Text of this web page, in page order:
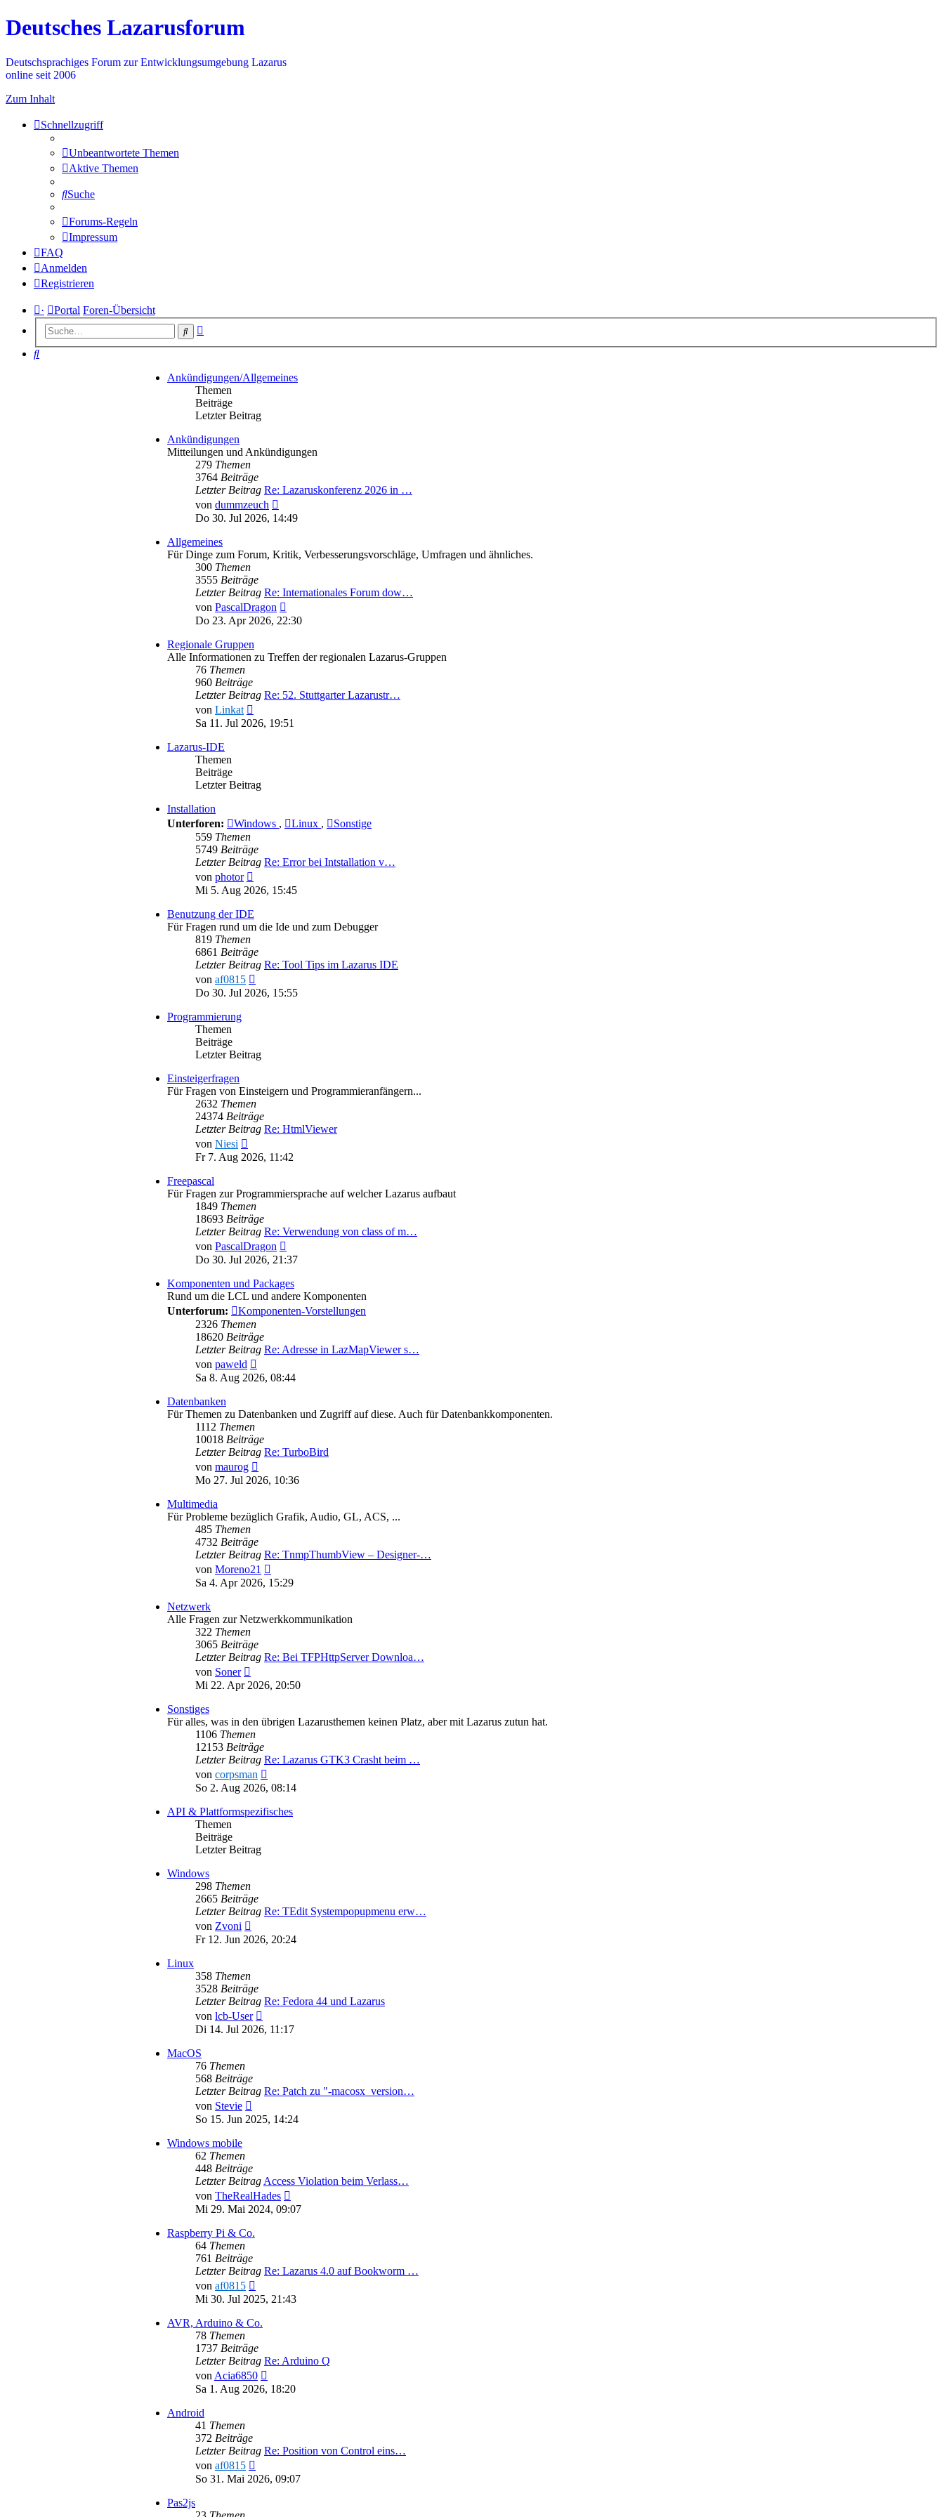
Deutsches Lazarusforum
Deutschsprachiges Forum zur Entwicklungsumgebung Lazarus
online seit 2006
Zum Inhalt
Schnellzugriff
Unbeantwortete Themen
Aktive Themen
Suche
Forums-Regeln
Impressum
FAQ
Anmelden
Registrieren
· Portal Foren-Übersicht
Suche
Suche
Ankündigungen/Allgemeines
Themen
Beiträge
Letzter Beitrag
Ankündigungen
Mitteilungen und Ankündigungen
279 Themen
3764 Beiträge
Letzter Beitrag Re: Lazaruskonferenz 2026 in …
von dummzeuch
Beitrag
Do 30. Jul 2026, 14:49
Allgemeines
Für Dinge zum Forum, Kritik, Verbesserungsvorschläge, Umfragen und ähnliches.
300 Themen
3555 Beiträge
Letzter Beitrag Re: Internationales Forum dow…
von PascalDragon
Beitrag
Do 23. Apr 2026, 22:30
Regionale Gruppen
Alle Informationen zu Treffen der regionalen Lazarus-Gruppen
76 Themen
960 Beiträge
Letzter Beitrag Re: 52. Stuttgarter Lazarustr…
von Linkat
Beitrag
Sa 11. Jul 2026, 19:51
Lazarus-IDE
Themen
Beiträge
Letzter Beitrag
Installation
Unterforen:
Windows , Linux ,
Sonstige
559 Themen
5749 Beiträge
Letzter Beitrag Re: Error bei Intstallation v…
von photor
Beitrag
Mi 5. Aug 2026, 15:45
Benutzung der IDE
Für Fragen rund um die Ide und zum Debugger
819 Themen
6861 Beiträge
Letzter Beitrag Re: Tool Tips im Lazarus IDE
von af0815
Beitrag
Do 30. Jul 2026, 15:55
Programmierung
Themen
Beiträge
Letzter Beitrag
Einsteigerfragen
Für Fragen von Einsteigern und Programmieranfängern...
2632 Themen
24374 Beiträge
Letzter Beitrag Re: HtmlViewer
von Niesi
Beitrag
Fr 7. Aug 2026, 11:42
Freepascal
Für Fragen zur Programmiersprache auf welcher Lazarus aufbaut
1849 Themen
18693 Beiträge
Letzter Beitrag Re: Verwendung von class of m…
von PascalDragon
Beitrag
Do 30. Jul 2026, 21:37
Komponenten und Packages
Rund um die LCL und andere Komponenten
Unterforum:
Komponenten-Vorstellungen
2326 Themen
18620 Beiträge
Letzter Beitrag Re: Adresse in LazMapViewer s…
von paweld
Beitrag
Sa 8. Aug 2026, 08:44
Datenbanken
Für Themen zu Datenbanken und Zugriff auf diese. Auch für Datenbankkomponenten.
1112 Themen
10018 Beiträge
Letzter Beitrag Re: TurboBird
von maurog
Beitrag
Mo 27. Jul 2026, 10:36
Multimedia
Für Probleme bezüglich Grafik, Audio, GL, ACS, ...
485 Themen
4732 Beiträge
Letzter Beitrag Re: TnmpThumbView – Designer-…
von Moreno21
Beitrag
Sa 4. Apr 2026, 15:29
Netzwerk
Alle Fragen zur Netzwerkkommunikation
322 Themen
3065 Beiträge
Letzter Beitrag Re: Bei TFPHttpServer Downloa…
von Soner
Beitrag
Mi 22. Apr 2026, 20:50
Sonstiges
Für alles, was in den übrigen Lazarusthemen keinen Platz, aber mit Lazarus zutun hat.
1106 Themen
12153 Beiträge
Letzter Beitrag Re: Lazarus GTK3 Crasht beim …
von corpsman
Beitrag
So 2. Aug 2026, 08:14
API & Plattformspezifisches
Themen
Beiträge
Letzter Beitrag
Windows
298 Themen
2665 Beiträge
Letzter Beitrag Re: TEdit Systempopupmenu erw…
von Zvoni
Beitrag
Fr 12. Jun 2026, 20:24
Linux
358 Themen
3528 Beiträge
Letzter Beitrag Re: Fedora 44 und Lazarus
von lcb-User
Beitrag
Di 14. Jul 2026, 11:17
MacOS
76 Themen
568 Beiträge
Letzter Beitrag Re: Patch zu "-macosx_version…
von Stevie
Beitrag
So 15. Jun 2025, 14:24
Windows mobile
62 Themen
448 Beiträge
Letzter BeitragAccess Violation beim Verlass…
von TheRealHades
Beitrag
Mi 29. Mai 2024, 09:07
Raspberry Pi & Co.
64 Themen
761 Beiträge
Letzter Beitrag Re: Lazarus 4.0 auf Bookworm …
von af0815
Beitrag
Mi 30. Jul 2025, 21:43
AVR, Arduino & Co.
78 Themen
1737 Beiträge
Letzter Beitrag Re: Arduino Q
vonAcia6850
Beitrag
Sa 1. Aug 2026, 18:20
Android
41 Themen
372 Beiträge
Letzter Beitrag Re: Position von Control eins…
von af0815
Beitrag
So 31. Mai 2026, 09:07
Pas2js